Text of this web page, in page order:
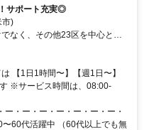
サポート充実◎
市)
なく、その他23区を中心とし
【1日1時間〜】【週1日〜】
※サービス時間は、08:00-
・ー・ー・ー・ー・ー・ー・
60代活躍中 （60代以上でも無